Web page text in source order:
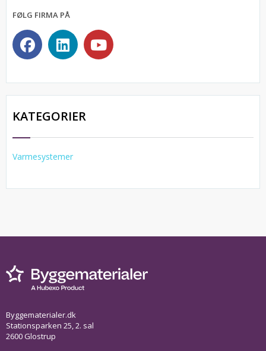
FØLG FIRMA PÅ
KATEGORIER
Varmesystemer
Byggematerialer.dk
Stationsparken 25, 2. sal
2600 Glostrup